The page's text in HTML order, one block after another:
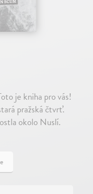
je kniha pro vás!
pražská čtvrť.
okolo Nuslí.